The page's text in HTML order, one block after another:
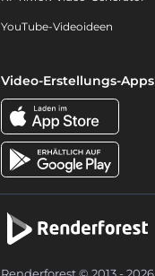
YouTube-Videoideen
Video-Erstellungs-Apps